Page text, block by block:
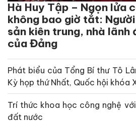
Hà Huy Tập – Ngọn lửa
không bao giờ tắt:
sản kiên trung, nhà lãnh
của Đảng
Phát biểu của Tổng Bí thư Tô
Kỳ họp thứ Nhất, Quốc hội khóa
Trí thức khoa học công nghệ
đất nước